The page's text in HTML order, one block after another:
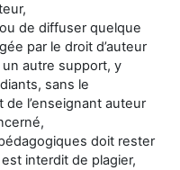
de diffuser quelque
par le droit d’auteur
autre support, y
sans le
l’enseignant auteur
doit rester
interdit de plagier,